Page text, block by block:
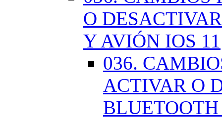
O
Y AVIÓN IOS 11
036.
ACTIVAR O